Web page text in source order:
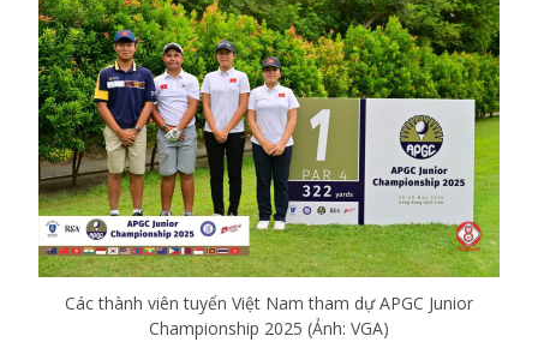
Các thành viên tuyển Việt Nam tham dự APGC Junior
Championship 2025 (Ảnh: VGA)